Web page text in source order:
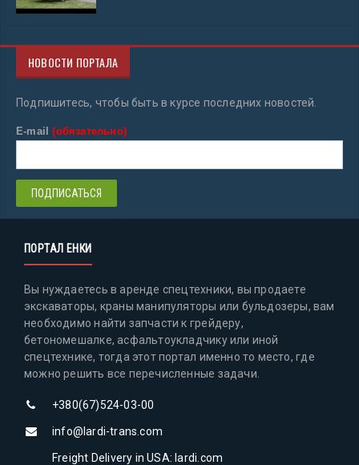
НОВОСТИ ПОРТАЛА
Подпишитесь, чтобы быть в курсе последних новостей.
E-mail(обязательно)
ПОРТАЛ ЕНКИ
Вы нуждаетесь в аренде спецтехники, вы продаете
экскаваторы, краны манипуляторы или бульдозеры, вам
необходимо найти запчасти к грейдеру,
бетономешалке, асфальтоукладчику или иной
спецтехнике, тогда этот портал именно то место, где
можно решить все перечисленные задачи.
+380(67)524-03-00
info@lardi-trans.com
Freight Delivery in USA: lardi.com